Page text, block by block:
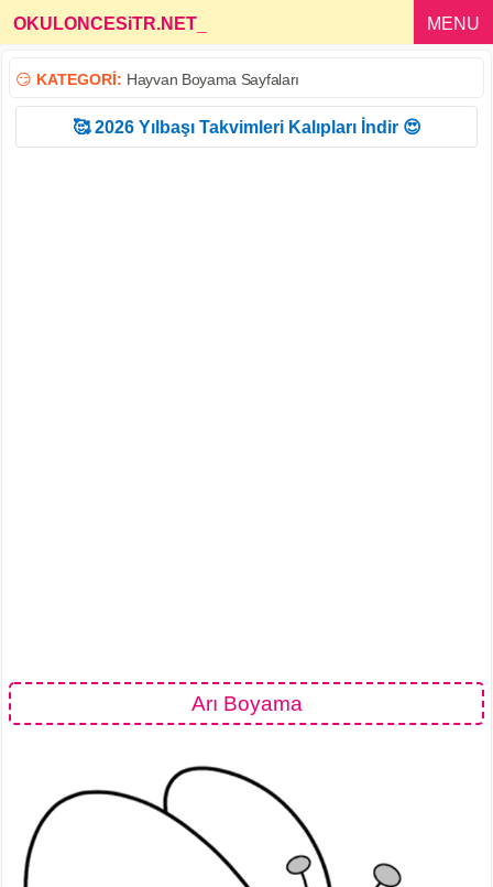
OKULONCESiTR.NET MENU
😏 KATEGORİ: Hayvan Boyama Sayfaları
🥰 2026 Yılbaşı Takvimleri Kalıpları İndir 😍
Arı Boyama